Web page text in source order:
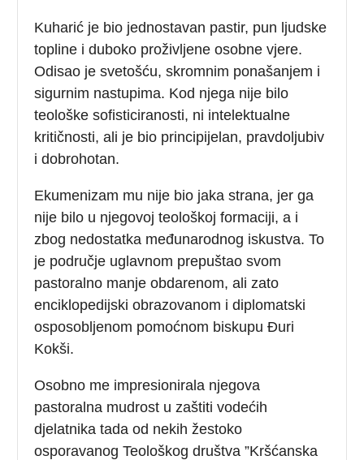
Kuharić je bio jednostavan pastir, pun ljudske
topline i duboko proživljene osobne vjere.
Odisao je svetošću, skromnim ponašanjem i
sigurnim nastupima. Kod njega nije bilo
teološke sofisticiranosti, ni intelektualne
kritičnosti, ali je bio principijelan, pravdoljubiv
i dobrohotan.
Ekumenizam mu nije bio jaka strana, jer ga
nije bilo u njegovoj teološkoj formaciji, a i
zbog nedostatka međunarodnog iskustva. To
je područje uglavnom prepuštao svom
pastoralno manje obdarenom, ali zato
enciklopedijski obrazovanom i diplomatski
osposobljenom pomoćnom biskupu Đuri
Kokši.
Osobno me impresionirala njegova
pastoralna mudrost u zaštiti vodećih
djelatnika tada od nekih žestoko
osporavanog Teološkog društva ”Kršćanska